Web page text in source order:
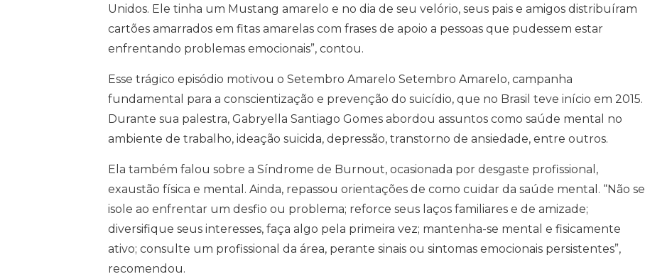
Unidos. Ele tinha um Mustang amarelo e no dia de seu velório, seus pais e amigos distribuíram
cartões amarrados em fitas amarelas com frases de apoio a pessoas que pudessem estar
enfrentando problemas emocionais”, contou.
Esse trágico episódio motivou o Setembro Amarelo Setembro Amarelo, campanha
fundamental para a conscientização e prevenção do suicídio, que no Brasil teve início em 2015.
Durante sua palestra, Gabryella Santiago Gomes abordou assuntos como saúde mental no
ambiente de trabalho, ideação suicida, depressão, transtorno de ansiedade, entre outros.
Ela também falou sobre a Síndrome de Burnout, ocasionada por desgaste profissional,
exaustão física e mental. Ainda, repassou orientações de como cuidar da saúde mental. “Não se
isole ao enfrentar um desfio ou problema; reforce seus laços familiares e de amizade;
diversifique seus interesses, faça algo pela primeira vez; mantenha-se mental e fisicamente
ativo; consulte um profissional da área, perante sinais ou sintomas emocionais persistentes”,
recomendou.